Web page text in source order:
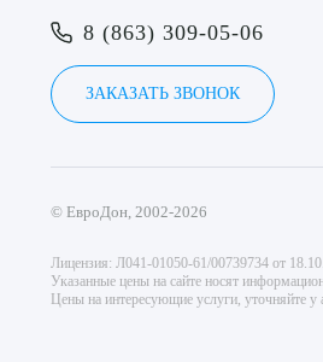
8 (863) 309-05-06
ЗАКАЗАТЬ ЗВОНОК
© ЕвроДон, 2002-2026
Лицензия: Л041-01050-61/00739734 от
Указанные цены на сайте носят
Цены на интересующие услуги, уточняйте у